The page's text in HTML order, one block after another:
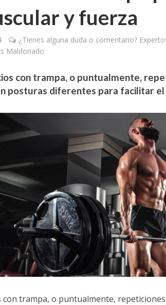
y fuerza
¿Tienes alguna duda o comentario?
Maldonado
con trampa, o puntualmente,
posturas diferentes para facilitar
con trampa, o puntualmente,